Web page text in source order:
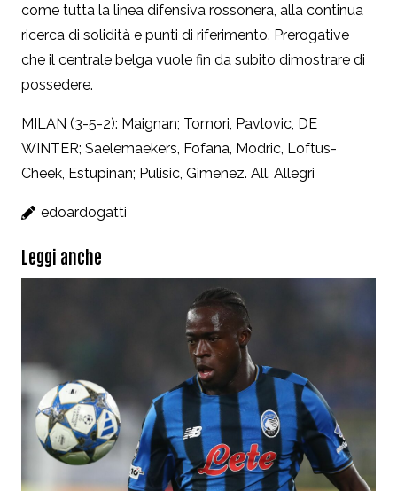
come tutta la linea difensiva rossonera, alla continua
ricerca di solidità e punti di riferimento. Prerogative
che il centrale belga vuole fin da subito dimostrare di
possedere.
MILAN (3-5-2): Maignan; Tomori, Pavlovic, DE
WINTER; Saelemaekers, Fofana, Modric, Loftus-
Cheek, Estupinan; Pulisic, Gimenez. All. Allegri
edoardogatti
Leggi anche